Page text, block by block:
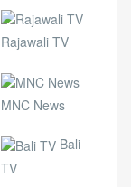
Rajawali TV
MNC News
Bali
TV